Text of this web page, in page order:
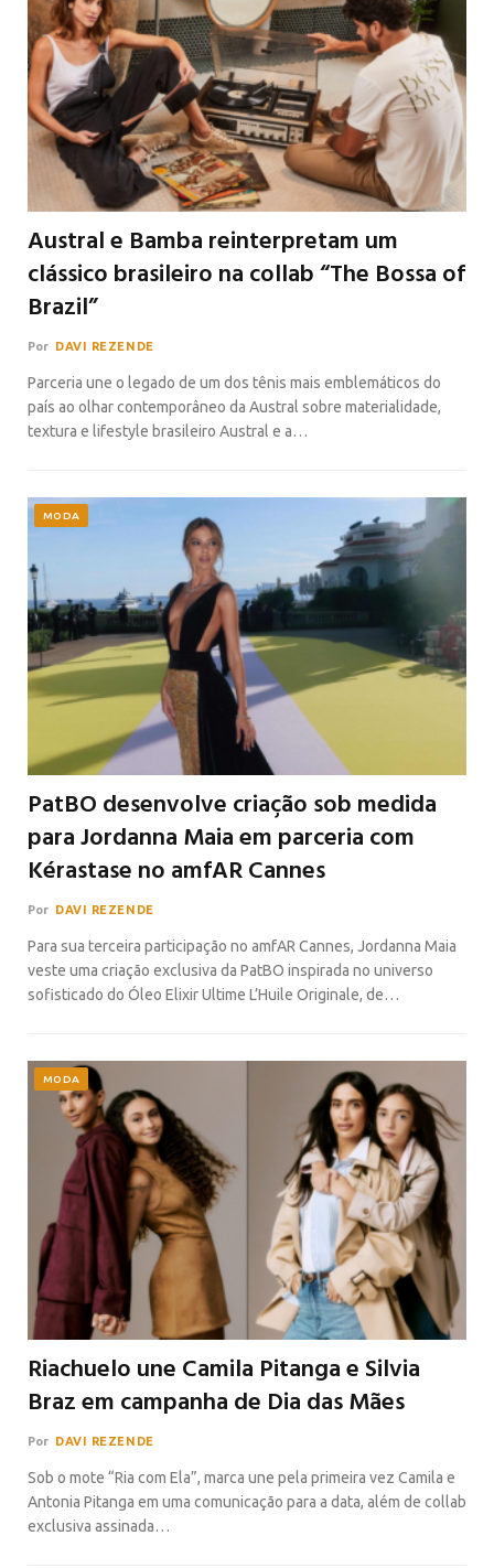
Austral e Bamba reinterpretam um
clássico brasileiro na collab “The Bossa of
Brazil”
Por DAVI REZENDE
Parceria une o legado de um dos tênis mais emblemáticos do
país ao olhar contemporâneo da Austral sobre materialidade,
textura e lifestyle brasileiro Austral e a…
MODA
PatBO desenvolve criação sob medida
para Jordanna Maia em parceria com
Kérastase no amfAR Cannes
Por DAVI REZENDE
Para sua terceira participação no amfAR Cannes, Jordanna Maia
veste uma criação exclusiva da PatBO inspirada no universo
sofisticado do Óleo Elixir Ultime L’Huile Originale, de…
MODA
Riachuelo une Camila Pitanga e Silvia
Braz em campanha de Dia das Mães
Por DAVI REZENDE
Sob o mote “Ria com Ela”, marca une pela primeira vez Camila e
Antonia Pitanga em uma comunicação para a data, além de collab
exclusiva assinada…